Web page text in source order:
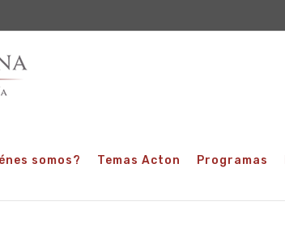
somos? Temas Acton Programas